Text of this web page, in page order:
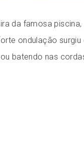
da famosa
ondulação
batendo nas